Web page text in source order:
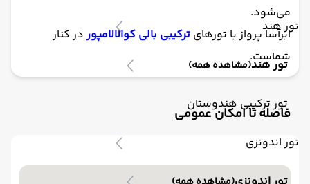
تور هند
تور هند(مشاهده همه)
تور ترکیبی هندوستان
تور اندونزی
می‌شود.
ابرآسا پرواز با تورهای ترکیبی بالی کوالالامپوردر کنار
شماست.
فاصله تا امکان عمومی